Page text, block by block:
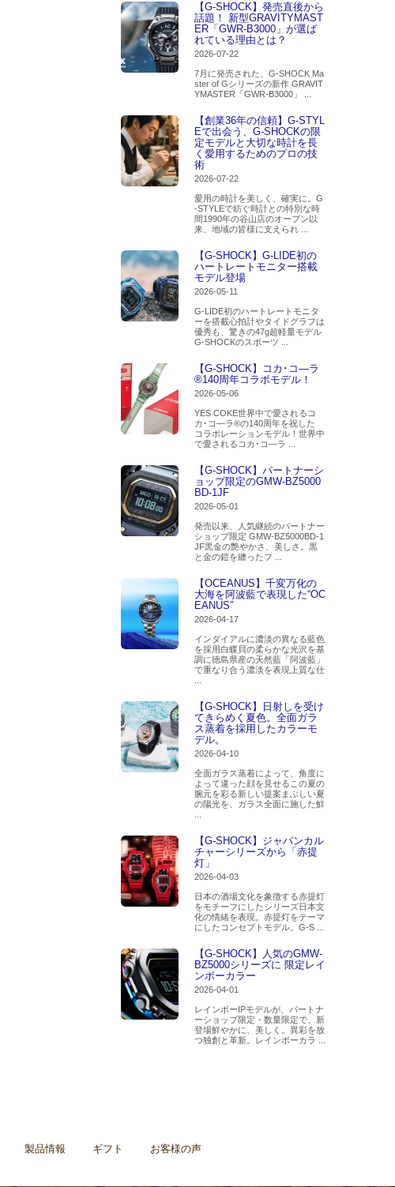
【G-SHOCK】発売直後から
話題！ 新型GRAVITYMAST
ER「GWR-B3000」が選ば
れている理由とは？
2026-07-22
7月に発売された、G-SHOCK Ma
ster of Gシリーズの新作 GRAVIT
YMASTER「GWR-B3000」 ...
【創業36年の信頼】G-STYL
Eで出会う、G-SHOCKの限
定モデルと大切な時計を長
く愛用するためのプロの技
術
2026-07-22
愛用の時計を美しく、確実に。G
-STYLEで紡ぐ時計との特別な時
間1990年の谷山店のオープン以
来、地域の皆様に支えられ ...
【G-SHOCK】G-LIDE初の
ハートレートモニター搭載
モデル登場
2026-05-11
G-LIDE初のハートレートモニタ
ーを搭載心拍計やタイドグラフは
優秀も、驚きの47g超軽量モデル
G-SHOCKのスポーツ ...
【G-SHOCK】コカ･コ―ラ
®140周年コラボモデル！
2026-05-06
YES COKE世界中で愛されるコ
カ･コ―ラ®の140周年を祝した
コラボレーションモデル！世界中
で愛されるコカ･コ―ラ ...
【G-SHOCK】パートナーシ
ョップ限定のGMW-BZ5000
BD-1JF
2026-05-01
発売以来、人気継続のパートナー
ショップ限定 GMW-BZ5000BD-1
JF黒金の艶やかさ、美しさ。黒
と金の鎧を纏ったフ ...
【OCEANUS】千変万化の
大海を阿波藍で表現した“OC
EANUS”
2026-04-17
インダイアルに濃淡の異なる藍色
を採用白蝶貝の柔らかな光沢を基
調に徳島県産の天然藍「阿波藍」
で重なり合う濃淡を表現上質な仕
【G-SHOCK】日射しを受け
てきらめく夏色。全面ガラ
ス蒸着を採用したカラーモ
デル。
2026-04-10
全面ガラス蒸着によって、角度に
よって違った顔を見せるこの夏の
腕元を彩る新しい提案まぶしい夏
の陽光を、ガラス全面に施した鮮
【G-SHOCK】ジャパンカル
チャーシリーズから「赤提
灯」
2026-04-03
日本の酒場文化を象徴する赤提灯
をモチーフにしたシリーズ日本文
化の情緒を表現。赤提灯をテーマ
にしたコンセプトモデル。G-S ...
【G-SHOCK】人気のGMW-
BZ5000シリーズに 限定レイ
ンボーカラー
2026-04-01
レインボーIPモデルが、パートナ
ーショップ限定・数量限定で、新
登場鮮やかに、美しく。異彩を放
つ独創と革新。レインボーカラ ...
製品情報 ギフト お客様の声